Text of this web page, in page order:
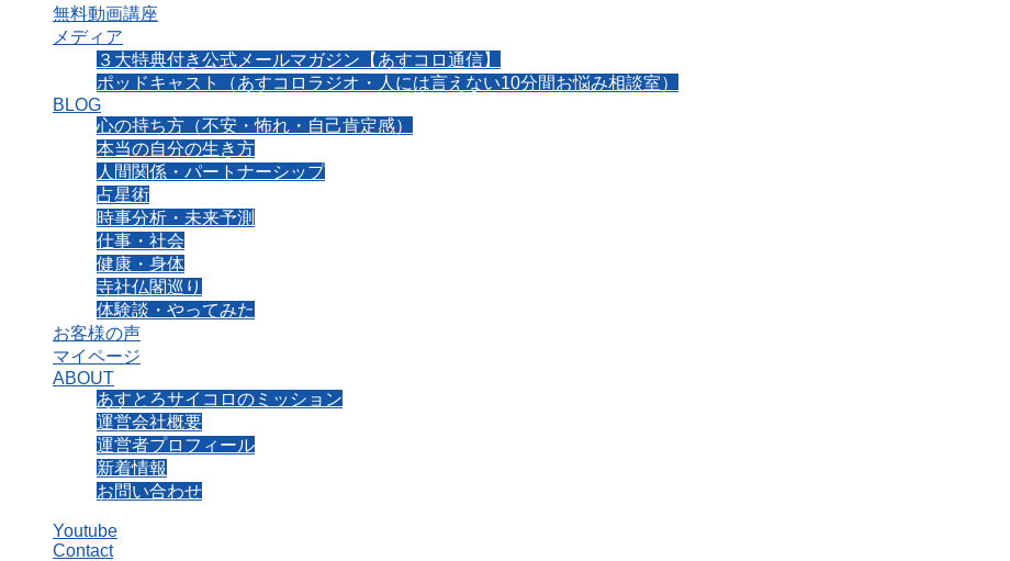
無料動画講座
メディア
３大特典付き公式メールマガジン【あすコロ通信】
ポッドキャスト（あすコロラジオ・人には言えない10分間お悩み相談室）
BLOG
心の持ち方（不安・怖れ・自己肯定感）
本当の自分の生き方
人間関係・パートナーシップ
占星術
時事分析・未来予測
仕事・社会
健康・身体
寺社仏閣巡り
体験談・やってみた
お客様の声
マイページ
ABOUT
あすとろサイコロのミッション
運営会社概要
運営者プロフィール
新着情報
お問い合わせ
Youtube
Contact